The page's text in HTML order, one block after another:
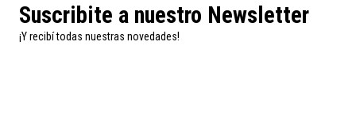
Suscribite a nuestro Newsletter
¡Y recibí todas nuestras novedades!